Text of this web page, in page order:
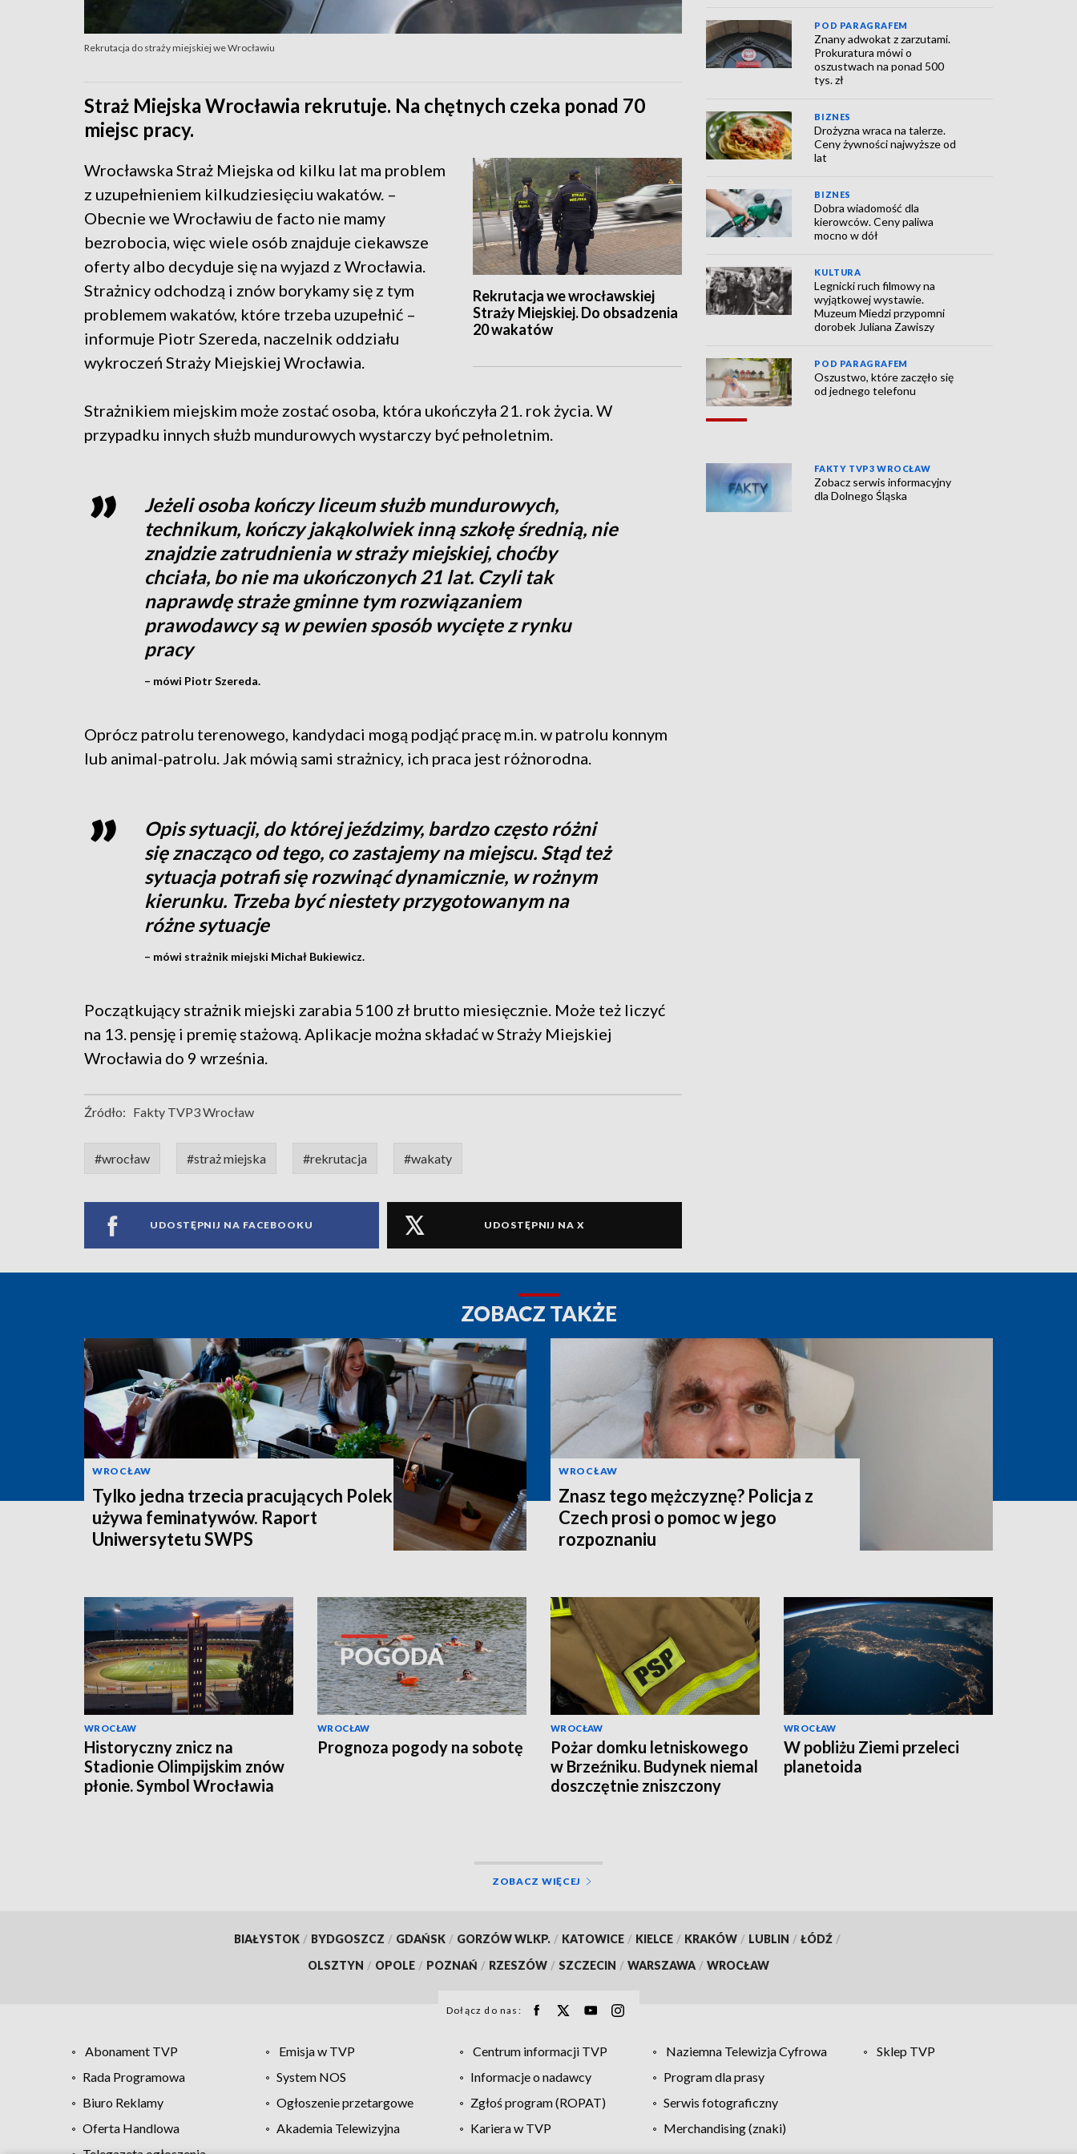
Rekrutacja do straży miejskiej we Wrocławiu
Straż Miejska Wrocławia rekrutuje. Na chętnych czeka ponad 70
miejsc pracy.
Rekrutacja we wrocławskiej
Straży Miejskiej. Do obsadzenia
20 wakatów
Wrocławska Straż Miejska od kilku lat ma problem
z uzupełnieniem kilkudziesięciu wakatów. –
Obecnie we Wrocławiu de facto nie mamy
bezrobocia, więc wiele osób znajduje ciekawsze
oferty albo decyduje się na wyjazd z Wrocławia.
Strażnicy odchodzą i znów borykamy się z tym
problemem wakatów, które trzeba uzupełnić –
informuje Piotr Szereda, naczelnik oddziału
wykroczeń Straży Miejskiej Wrocławia.
Strażnikiem miejskim może zostać osoba, która ukończyła 21. rok życia. W
przypadku innych służb mundurowych wystarczy być pełnoletnim.
Jeżeli osoba kończy liceum służb mundurowych,
technikum, kończy jakąkolwiek inną szkołę średnią, nie
znajdzie zatrudnienia w straży miejskiej, choćby
chciała, bo nie ma ukończonych 21 lat. Czyli tak
naprawdę straże gminne tym rozwiązaniem
prawodawcy są w pewien sposób wycięte z rynku
pracy
– mówi Piotr Szereda.
Oprócz patrolu terenowego, kandydaci mogą podjąć pracę m.in. w patrolu konnym
lub animal-patrolu. Jak mówią sami strażnicy, ich praca jest różnorodna.
Opis sytuacji, do której jeździmy, bardzo często różni
się znacząco od tego, co zastajemy na miejscu. Stąd też
sytuacja potrafi się rozwinąć dynamicznie, w rożnym
kierunku. Trzeba być niestety przygotowanym na
różne sytuacje
– mówi strażnik miejski Michał Bukiewicz.
Początkujący strażnik miejski zarabia 5100 zł brutto miesięcznie. Może też liczyć
na 13. pensję i premię stażową. Aplikacje można składać w Straży Miejskiej
Wrocławia do 9 września.
Źródło: Fakty TVP3 Wrocław
#wrocław #straż miejska #rekrutacja #wakaty
UDOSTĘPNIJ NA FACEBOOKU UDOSTĘPNIJ NA X
POD PARAGRAFEM
Znany adwokat z zarzutami.
Prokuratura mówi o
oszustwach na ponad 500
tys. zł
BIZNES
Drożyzna wraca na talerze.
Ceny żywności najwyższe od
lat
BIZNES
Dobra wiadomość dla
kierowców. Ceny paliwa
mocno w dół
KULTURA
Legnicki ruch filmowy na
wyjątkowej wystawie.
Muzeum Miedzi przypomni
dorobek Juliana Zawiszy
POD PARAGRAFEM
Oszustwo, które zaczęło się
od jednego telefonu
FAKTY TVP3 WROCŁAW
Zobacz serwis informacyjny
dla Dolnego Śląska
ZOBACZ TAKŻE
WROCŁAW
Tylko jedna trzecia pracujących Polek
używa feminatywów. Raport
Uniwersytetu SWPS
WROCŁAW
Znasz tego mężczyznę? Policja z
Czech prosi o pomoc w jego
rozpoznaniu
WROCŁAW
Historyczny znicz na
Stadionie Olimpijskim znów
płonie. Symbol Wrocławia
WROCŁAW
Prognoza pogody na sobotę
WROCŁAW
Pożar domku letniskowego
w Brzeźniku. Budynek niemal
doszczętnie zniszczony
WROCŁAW
W pobliżu Ziemi przeleci
planetoida
ZOBACZ WIĘCEJ
BIAŁYSTOK / BYDGOSZCZ / GDAŃSK / GORZÓW WLKP. / KATOWICE / KIELCE / KRAKÓW / LUBLIN / ŁÓDŹ /
OLSZTYN / OPOLE / POZNAŃ / RZESZÓW / SZCZECIN / WARSZAWA / WROCŁAW
Dołącz do nas:
Abonament TVP Emisja w TVP Centrum informacji TVP Naziemna Telewizja Cyfrowa
Sklep TVP
Rada Programowa
System NOS Informacje o nadawcy
Program dla prasy
Biuro Reklamy
Ogłoszenie przetargowe Zgłoś program (ROPAT)
Serwis fotograficzny
Oferta Handlowa
Akademia Telewizyjna Kariera w TVP
Merchandising (znaki)